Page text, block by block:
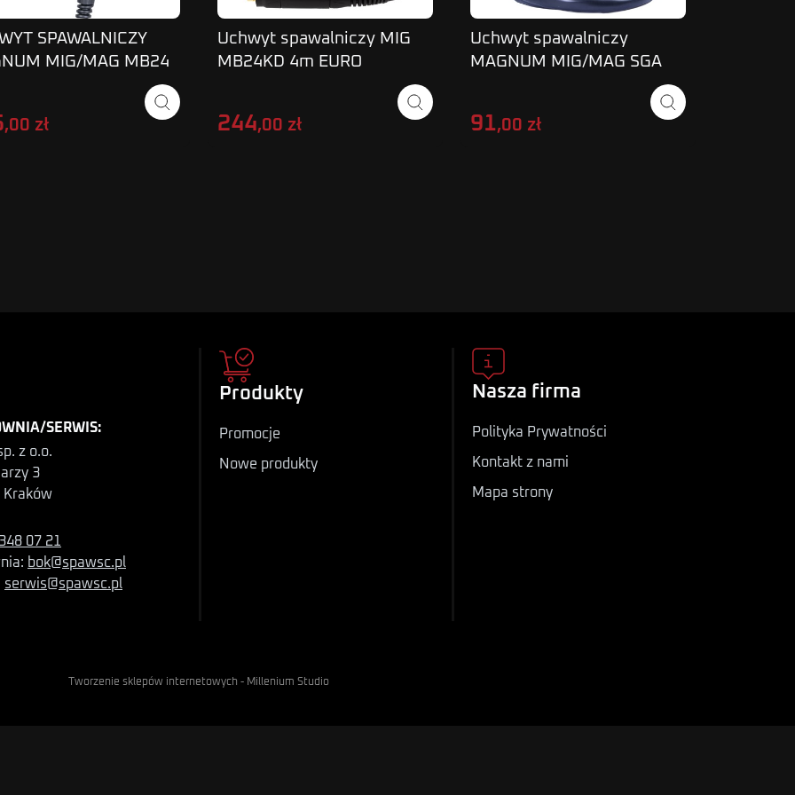
SPAWALNICZY
MIG/MAG MB24
,00 zł
Uchwyt spawalniczy MIG
MB24KD 4m EURO
MAGNUM PROFI CZARNY
244,00 zł
Uchwyt spawalniczy
MAGNUM MIG/MAG SGA
91,00 zł
SERWIS:
z o.o.
3
Kraków
07 21
bok@spawsc.pl
serwis@spawsc.pl
Produkty
Promocje
Nowe produkty
Nasza firma
Polityka Prywatności
Kontakt z nami
Mapa strony
Tworzenie sklepów internetowych - Millenium Studio